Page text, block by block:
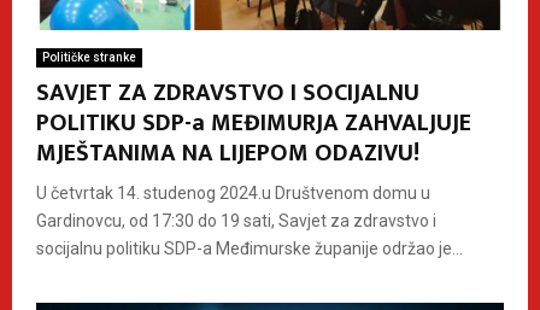
Političke stranke
SAVJET ZA ZDRAVSTVO I SOCIJALNU
POLITIKU SDP-a MEĐIMURJA ZAHVALJUJE
MJEŠTANIMA NA LIJEPOM ODAZIVU!
U četvrtak 14. studenog 2024.u Društvenom domu u
Gardinovcu, od 17:30 do 19 sati, Savjet za zdravstvo i
socijalnu politiku SDP-a Međimurske županije održao je...